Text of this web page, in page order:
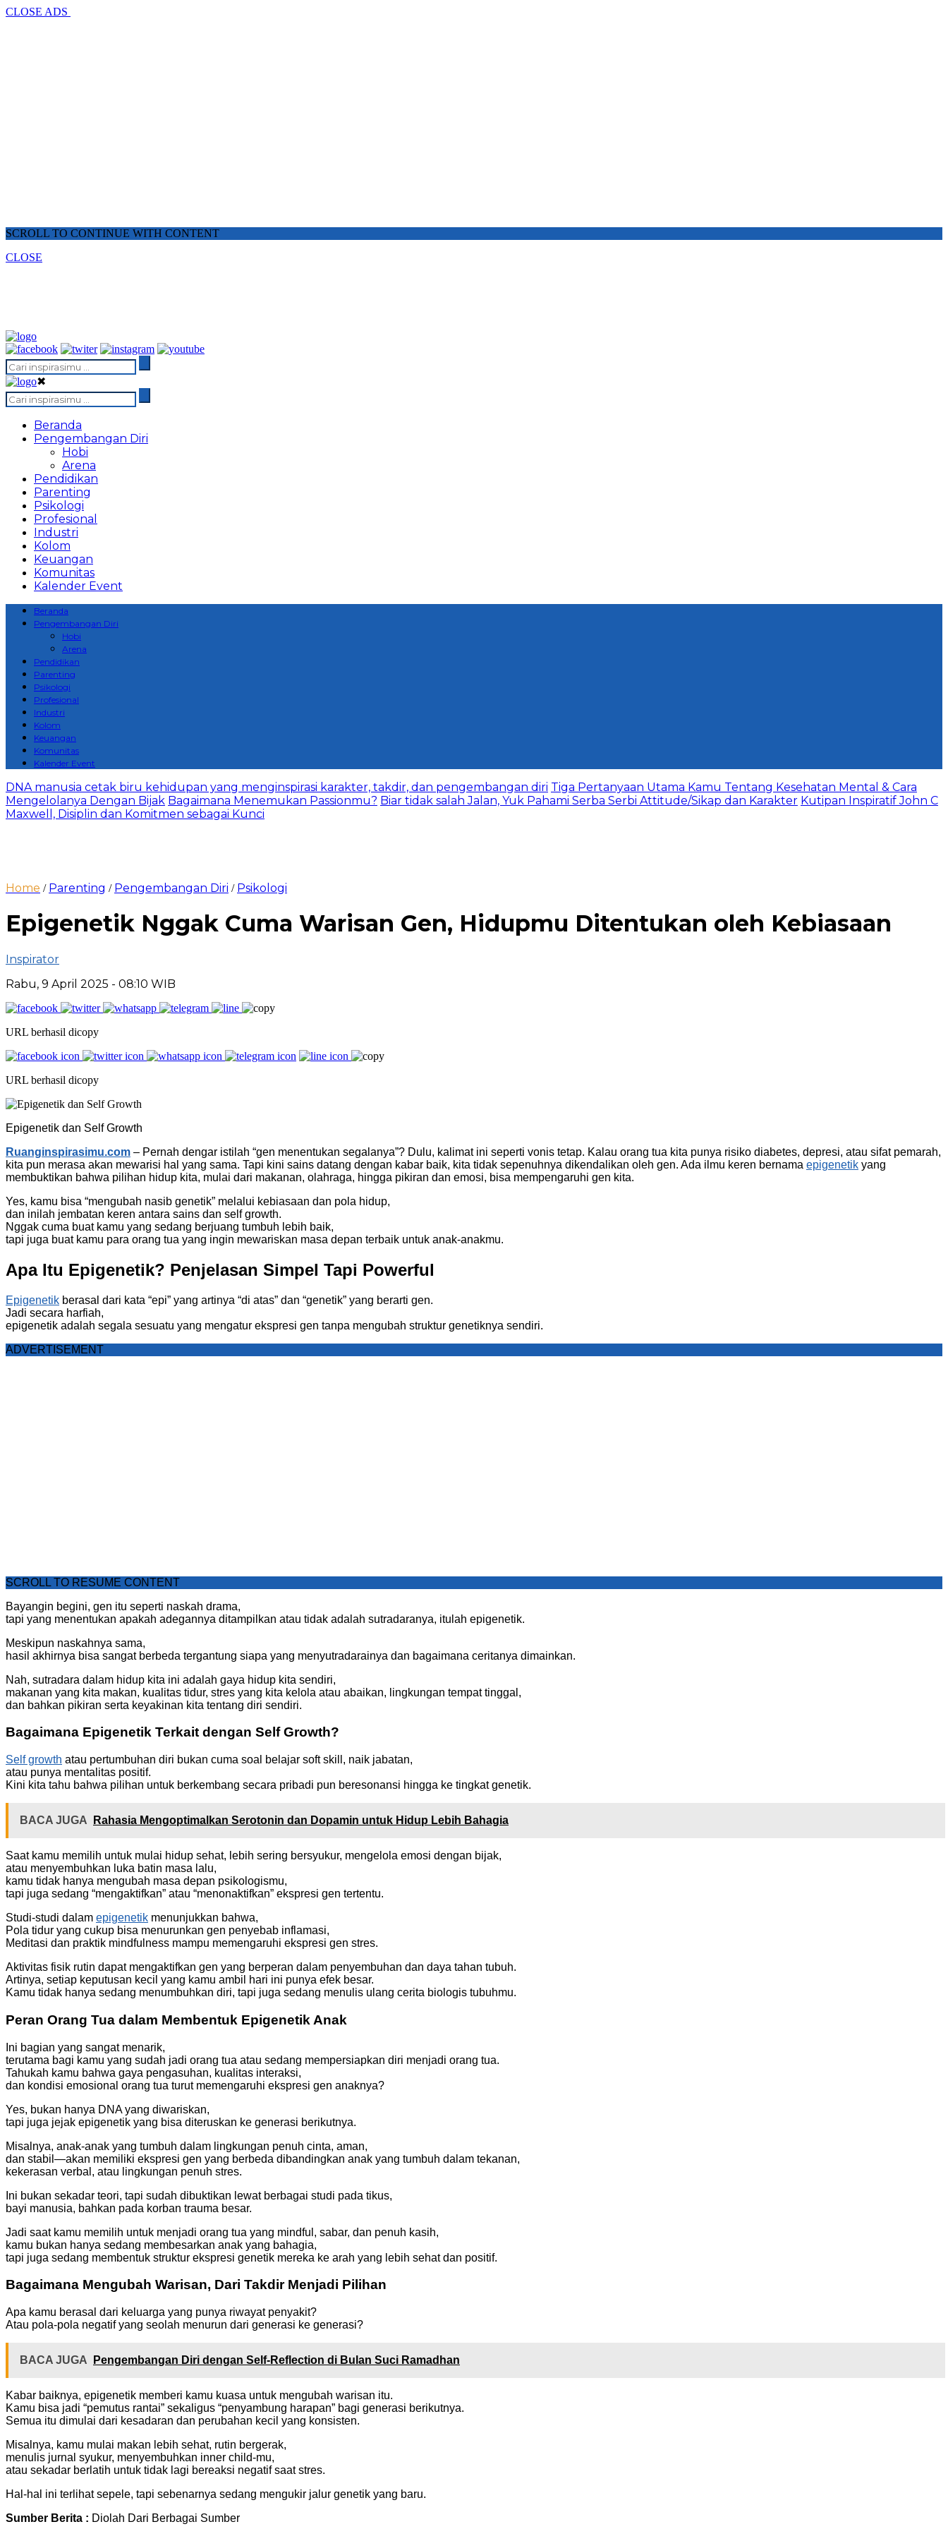
CLOSE ADS
SCROLL TO CONTINUE WITH CONTENT
CLOSE
✖
Beranda
Pengembangan Diri
Hobi
Arena
Pendidikan
Parenting
Psikologi
Profesional
Industri
Kolom
Keuangan
Komunitas
Kalender Event
Beranda
Pengembangan Diri
Hobi
Arena
Pendidikan
Parenting
Psikologi
Profesional
Industri
Kolom
Keuangan
Komunitas
Kalender Event
DNA manusia cetak biru kehidupan yang menginspirasi karakter, takdir, dan pengembangan diri Tiga Pertanyaan Utama Kamu Tentang Kesehatan Mental & Cara
Mengelolanya Dengan Bijak Bagaimana Menemukan Passionmu? Biar tidak salah Jalan, Yuk Pahami Serba Serbi Attitude/Sikap dan Karakter Kutipan Inspiratif John C
Maxwell, Disiplin dan Komitmen sebagai Kunci
Home / Parenting / Pengembangan Diri / Psikologi
Epigenetik Nggak Cuma Warisan Gen, Hidupmu Ditentukan oleh Kebiasaan
Inspirator
Rabu, 9 April 2025 - 08:10 WIB
URL berhasil dicopy
URL berhasil dicopy
Epigenetik dan Self Growth
Ruanginspirasimu.com – Pernah dengar istilah “gen menentukan segalanya”? Dulu, kalimat ini seperti vonis tetap. Kalau orang tua kita punya risiko diabetes, depresi, atau sifat pemarah,
kita pun merasa akan mewarisi hal yang sama. Tapi kini sains datang dengan kabar baik, kita tidak sepenuhnya dikendalikan oleh gen. Ada ilmu keren bernama epigenetik yang
membuktikan bahwa pilihan hidup kita, mulai dari makanan, olahraga, hingga pikiran dan emosi, bisa mempengaruhi gen kita.
Yes, kamu bisa “mengubah nasib genetik” melalui kebiasaan dan pola hidup,
dan inilah jembatan keren antara sains dan self growth.
Nggak cuma buat kamu yang sedang berjuang tumbuh lebih baik,
tapi juga buat kamu para orang tua yang ingin mewariskan masa depan terbaik untuk anak-anakmu.
Apa Itu Epigenetik? Penjelasan Simpel Tapi Powerful
Epigenetik berasal dari kata “epi” yang artinya “di atas” dan “genetik” yang berarti gen.
Jadi secara harfiah,
epigenetik adalah segala sesuatu yang mengatur ekspresi gen tanpa mengubah struktur genetiknya sendiri.
ADVERTISEMENT
SCROLL TO RESUME CONTENT
Bayangin begini, gen itu seperti naskah drama,
tapi yang menentukan apakah adegannya ditampilkan atau tidak adalah sutradaranya, itulah epigenetik.
Meskipun naskahnya sama,
hasil akhirnya bisa sangat berbeda tergantung siapa yang menyutradarainya dan bagaimana ceritanya dimainkan.
Nah, sutradara dalam hidup kita ini adalah gaya hidup kita sendiri,
makanan yang kita makan, kualitas tidur, stres yang kita kelola atau abaikan, lingkungan tempat tinggal,
dan bahkan pikiran serta keyakinan kita tentang diri sendiri.
Bagaimana Epigenetik Terkait dengan Self Growth?
Self growth atau pertumbuhan diri bukan cuma soal belajar soft skill, naik jabatan,
atau punya mentalitas positif.
Kini kita tahu bahwa pilihan untuk berkembang secara pribadi pun beresonansi hingga ke tingkat genetik.
BACA JUGA Rahasia Mengoptimalkan Serotonin dan Dopamin untuk Hidup Lebih Bahagia
Saat kamu memilih untuk mulai hidup sehat, lebih sering bersyukur, mengelola emosi dengan bijak,
atau menyembuhkan luka batin masa lalu,
kamu tidak hanya mengubah masa depan psikologismu,
tapi juga sedang “mengaktifkan” atau “menonaktifkan” ekspresi gen tertentu.
Studi-studi dalam epigenetik menunjukkan bahwa,
Pola tidur yang cukup bisa menurunkan gen penyebab inflamasi,
Meditasi dan praktik mindfulness mampu memengaruhi ekspresi gen stres.
Aktivitas fisik rutin dapat mengaktifkan gen yang berperan dalam penyembuhan dan daya tahan tubuh.
Artinya, setiap keputusan kecil yang kamu ambil hari ini punya efek besar.
Kamu tidak hanya sedang menumbuhkan diri, tapi juga sedang menulis ulang cerita biologis tubuhmu.
Peran Orang Tua dalam Membentuk Epigenetik Anak
Ini bagian yang sangat menarik,
terutama bagi kamu yang sudah jadi orang tua atau sedang mempersiapkan diri menjadi orang tua.
Tahukah kamu bahwa gaya pengasuhan, kualitas interaksi,
dan kondisi emosional orang tua turut memengaruhi ekspresi gen anaknya?
Yes, bukan hanya DNA yang diwariskan,
tapi juga jejak epigenetik yang bisa diteruskan ke generasi berikutnya.
Misalnya, anak-anak yang tumbuh dalam lingkungan penuh cinta, aman,
dan stabil—akan memiliki ekspresi gen yang berbeda dibandingkan anak yang tumbuh dalam tekanan,
kekerasan verbal, atau lingkungan penuh stres.
Ini bukan sekadar teori, tapi sudah dibuktikan lewat berbagai studi pada tikus,
bayi manusia, bahkan pada korban trauma besar.
Jadi saat kamu memilih untuk menjadi orang tua yang mindful, sabar, dan penuh kasih,
kamu bukan hanya sedang membesarkan anak yang bahagia,
tapi juga sedang membentuk struktur ekspresi genetik mereka ke arah yang lebih sehat dan positif.
Bagaimana Mengubah Warisan, Dari Takdir Menjadi Pilihan
Apa kamu berasal dari keluarga yang punya riwayat penyakit?
Atau pola-pola negatif yang seolah menurun dari generasi ke generasi?
BACA JUGA Pengembangan Diri dengan Self-Reflection di Bulan Suci Ramadhan
Kabar baiknya, epigenetik memberi kamu kuasa untuk mengubah warisan itu.
Kamu bisa jadi “pemutus rantai” sekaligus “penyambung harapan” bagi generasi berikutnya.
Semua itu dimulai dari kesadaran dan perubahan kecil yang konsisten.
Misalnya, kamu mulai makan lebih sehat, rutin bergerak,
menulis jurnal syukur, menyembuhkan inner child-mu,
atau sekadar berlatih untuk tidak lagi bereaksi negatif saat stres.
Hal-hal ini terlihat sepele, tapi sebenarnya sedang mengukir jalur genetik yang baru.
Sumber Berita : Diolah Dari Berbagai Sumber